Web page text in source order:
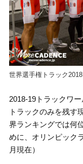
世界選手権トラック2018
2018-19トラックワ
トラックのみを残す
界ランキングでは何
めに、オリンピック
月現在）